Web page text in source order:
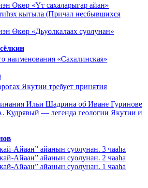
Өкөр «Үт сахаларыгар айан»
кытыла (Причал несбывшихся
Өкөр «Дьуолкалаах суолунан»
наименования «Сахалинская»
Якутии требует принятия
Ильи Шадрина об Иване Гуринове
— легенда геологии Якутии и
Айаан” айанын суолунан. 3 чааһа
Айаан” айанын суолунан. 2 чааһа
Айаан” айанын суолунан. 1 чааһа